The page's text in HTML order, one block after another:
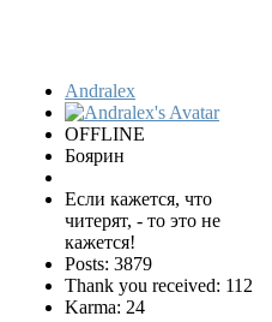
Andralex
OFFLINE
Боярин
Если кажется, что
читерят, - то это не
кажется!
Posts: 3879
Thank you received: 112
Karma: 24